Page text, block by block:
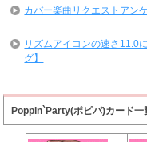
カバー楽曲リクエストアン
リズムアイコンの速さ11.0
グ】
Poppin`Party(ポピパ)カード一